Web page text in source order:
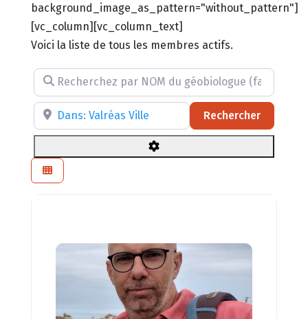
background_image_as_pattern="without_pattern"]
[vc_column][vc_column_text]
Voici la liste de tous les membres actifs.
Recherchez par NOM du géobiologue (facultatif)
Recherchez par RÉGION, DÉPARTEMENT ou VILLE
Rechercher